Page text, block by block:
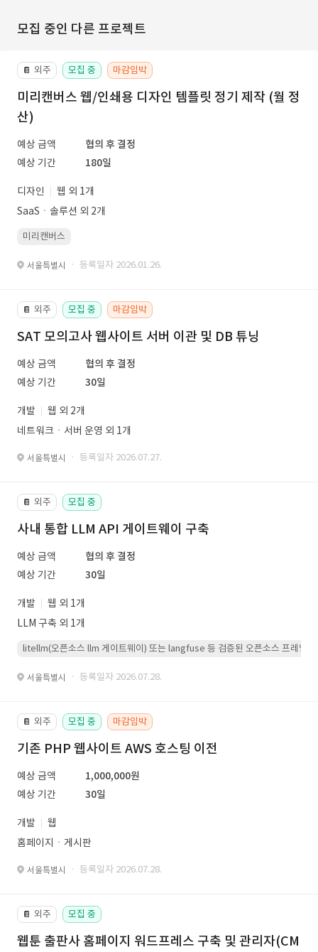
모집 중인 다른 프로젝트
📔 외주 모집 중 마감임박
미리캔버스 웹/인쇄용 디자인 템플릿 정기 제작 (월 정
산)
예상 금액
협의 후 결정
예상 기간
180일
디자인
웹 외 1개
SaaSㆍ솔루션 외 2개
미리캔버스
서울특별시 · 등록일자 2026.01.26.
📔 외주 모집 중 마감임박
SAT 모의고사 웹사이트 서버 이관 및 DB 튜닝
예상 금액
협의 후 결정
예상 기간
30일
개발
웹 외 2개
네트워크ㆍ서버 운영 외 1개
서울특별시 · 등록일자 2026.07.27.
📔 외주 모집 중
사내 통합 LLM API 게이트웨이 구축
예상 금액
협의 후 결정
예상 기간
30일
개발
웹 외 1개
LLM 구축 외 1개
litellm(오픈소스 llm 게이트웨이) 또는 langfuse 등 검증된 오픈소스 프레임워
서울특별시 · 등록일자 2026.07.28.
📔 외주 모집 중 마감임박
기존 PHP 웹사이트 AWS 호스팅 이전
예상 금액
1,000,000원
예상 기간
30일
개발
웹
홈페이지ㆍ게시판
서울특별시 · 등록일자 2026.07.28.
📔 외주 모집 중
웹툰 출판사 홈페이지 워드프레스 구축 및 관리자(CM